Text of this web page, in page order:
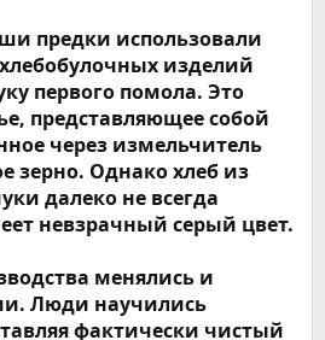
предки использовали
изделий
первого помола. Это
представляющее собой
через измельчитель
зерно. Однако хлеб из
далеко не всегда
невзрачный серый цвет.
менялись и
Люди научились
фактически чистый